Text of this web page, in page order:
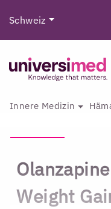
Schweiz
Innere Medizin
Weight